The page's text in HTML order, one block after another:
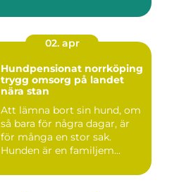
02. apr
Hundpensionat norrköping
trygg omsorg på landet
nära stan
Att lämna bort sin hund, om
så bara för några dagar, är
för många en stor sak.
Hunden är en familjem...